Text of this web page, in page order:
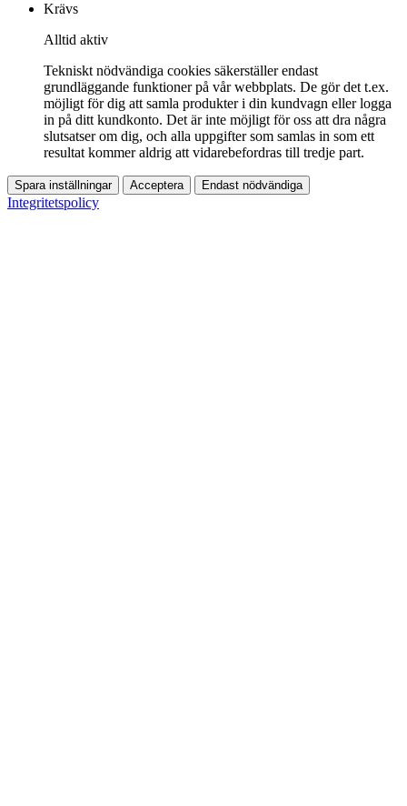
Krävs
Alltid aktiv
Tekniskt nödvändiga cookies säkerställer endast
grundläggande funktioner på vår webbplats. De gör det t.ex.
möjligt för dig att samla produkter i din kundvagn eller logga
in på ditt kundkonto. Det är inte möjligt för oss att dra några
slutsatser om dig, och alla uppgifter som samlas in som ett
resultat kommer aldrig att vidarebefordras till tredje part.
Spara inställningar Acceptera Endast nödvändiga
Integritetspolicy